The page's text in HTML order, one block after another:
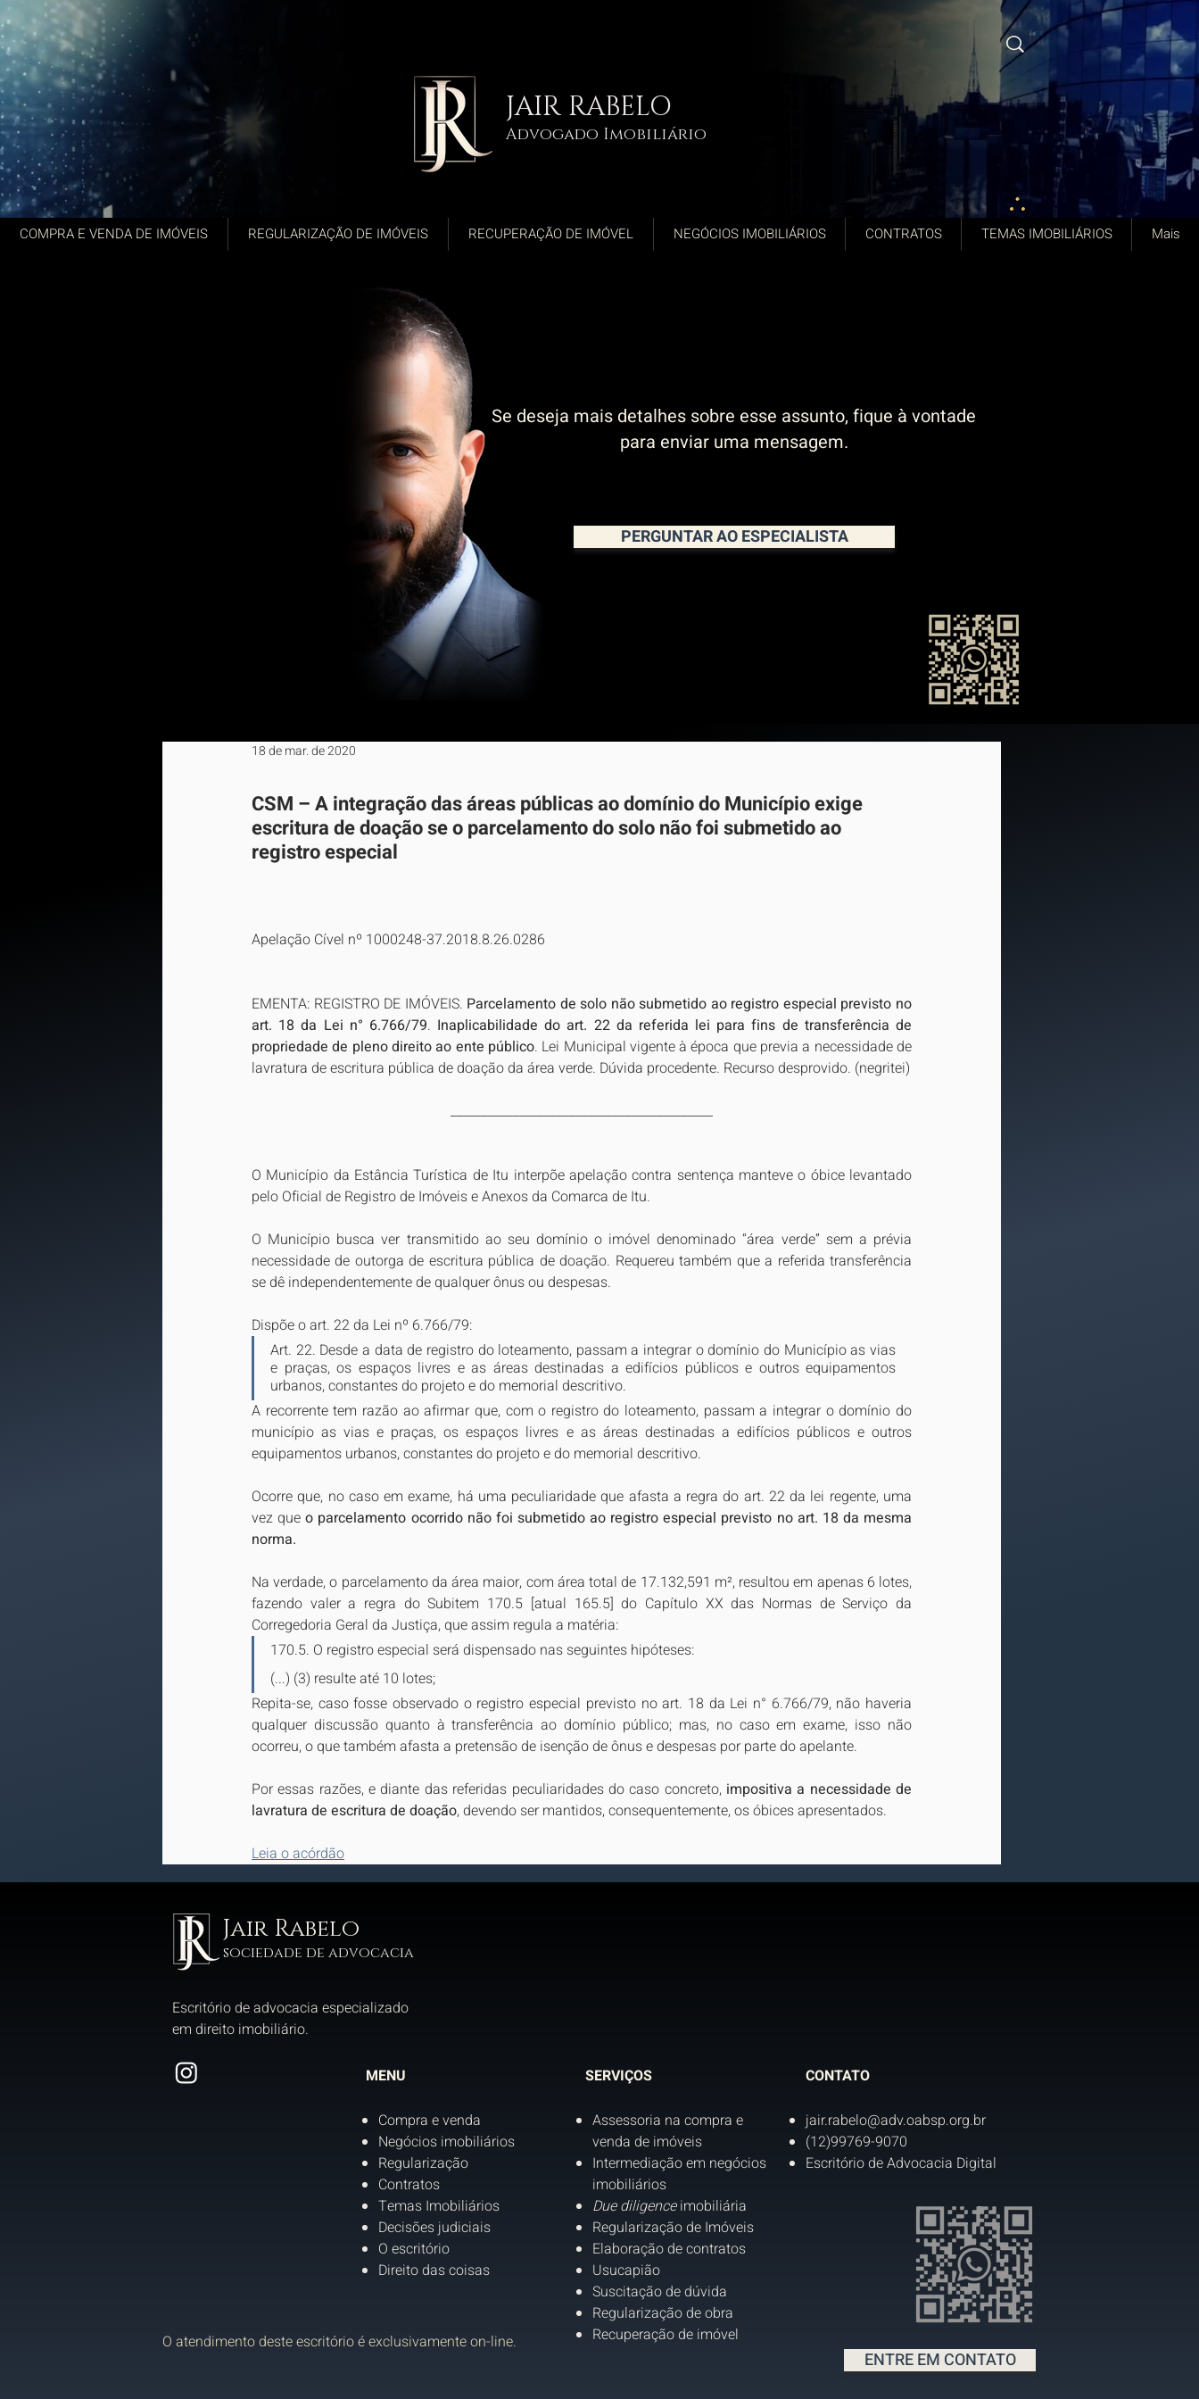
JAIR RABELO
Advogado Imobiliário
COMPRA E VENDA DE IMÓVEIS REGULARIZAÇÃO DE IMÓVEIS RECUPERAÇÃO DE IMÓVEL NEGÓCIOS IMOBILIÁRIOS CONTRATOS TEMAS IMOBILIÁRIOS Mais
Se deseja mais detalhes sobre esse assunto, fique à vontade
para enviar uma mensagem.
PERGUNTAR AO ESPECIALISTA
18 de mar. de 2020
CSM – A integração das áreas públicas ao domínio do Município exige
escritura de doação se o parcelamento do solo não foi submetido ao
registro especial
Apelação Cível nº 1000248-37.2018.8.26.0286
EMENTA: REGISTRO DE IMÓVEIS. Parcelamento de solo não submetido ao registro especial previsto no
art. 18 da Lei n° 6.766/79. Inaplicabilidade do art. 22 da referida lei para fins de transferência de
propriedade de pleno direito ao ente público. Lei Municipal vigente à época que previa a necessidade de
lavratura de escritura pública de doação da área verde. Dúvida procedente. Recurso desprovido. (negritei)
__________________________________________
O Município da Estância Turística de Itu interpõe apelação contra sentença manteve o óbice levantado
pelo Oficial de Registro de Imóveis e Anexos da Comarca de Itu.
O Município busca ver transmitido ao seu domínio o imóvel denominado “área verde” sem a prévia
necessidade de outorga de escritura pública de doação. Requereu também que a referida transferência
se dê independentemente de qualquer ônus ou despesas.
Dispõe o art. 22 da Lei nº 6.766/79:
Art. 22. Desde a data de registro do loteamento, passam a integrar o domínio do Município as vias
e praças, os espaços livres e as áreas destinadas a edifícios públicos e outros equipamentos
urbanos, constantes do projeto e do memorial descritivo.
A recorrente tem razão ao afirmar que, com o registro do loteamento, passam a integrar o domínio do
município as vias e praças, os espaços livres e as áreas destinadas a edifícios públicos e outros
equipamentos urbanos, constantes do projeto e do memorial descritivo.
Ocorre que, no caso em exame, há uma peculiaridade que afasta a regra do art. 22 da lei regente, uma
vez que o parcelamento ocorrido não foi submetido ao registro especial previsto no art. 18 da mesma
norma.
Na verdade, o parcelamento da área maior, com área total de 17.132,591 m², resultou em apenas 6 lotes,
fazendo valer a regra do Subitem 170.5 [atual 165.5] do Capítulo XX das Normas de Serviço da
Corregedoria Geral da Justiça, que assim regula a matéria:
170.5. O registro especial será dispensado nas seguintes hipóteses:
(...) (3) resulte até 10 lotes;
Repita-se, caso fosse observado o registro especial previsto no art. 18 da Lei n° 6.766/79, não haveria
qualquer discussão quanto à transferência ao domínio público; mas, no caso em exame, isso não
ocorreu, o que também afasta a pretensão de isenção de ônus e despesas por parte do apelante.
Por essas razões, e diante das referidas peculiaridades do caso concreto, impositiva a necessidade de
lavratura de escritura de doação, devendo ser mantidos, consequentemente, os óbices apresentados.
Leia o acórdão
Jair Rabelo
sociedade de advocacia
Escritório de advocacia especializado
em direito imobiliário.
MENU
Compra e venda
Negócios imobiliários
Regularização
Contratos
Temas Imobiliários
Decisões judiciais
O escritório
Direito das coisas
O atendimento deste escritório é exclusivamente on-line.
SERVIÇOS
Assessoria na compra e
venda de imóveis
Intermediação em negócios
imobiliários
Due diligenceimobiliária
Regularização de Imóveis
Elaboração de contratos
Usucapião
Suscitação de dúvida
Regularização de obra
Recuperação de imóvel
CONTATO
jair.rabelo@adv.oabsp.org.br
(12)99769-9070
Escritório de Advocacia Digital
ENTRE EM CONTATO